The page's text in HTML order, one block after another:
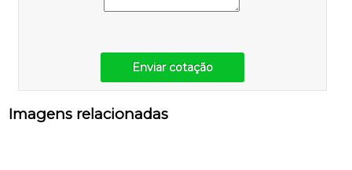
Enviar cotação
Imagens relacionadas